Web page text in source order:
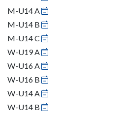
M-U14 A
M-U14 B
M-U14 C
W-U19 A
W-U16 A
W-U16 B
W-U14 A
W-U14 B